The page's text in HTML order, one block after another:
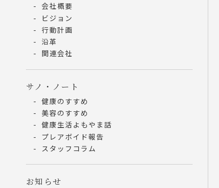
会社概要
ビジョン
行動計画
沿革
関連会社
サノ・ノート
健康のすすめ
美容のすすめ
健康生活よもやま話
プレアボイド報告
スタッフコラム
お知らせ